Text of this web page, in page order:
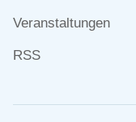
Veranstaltungen
RSS